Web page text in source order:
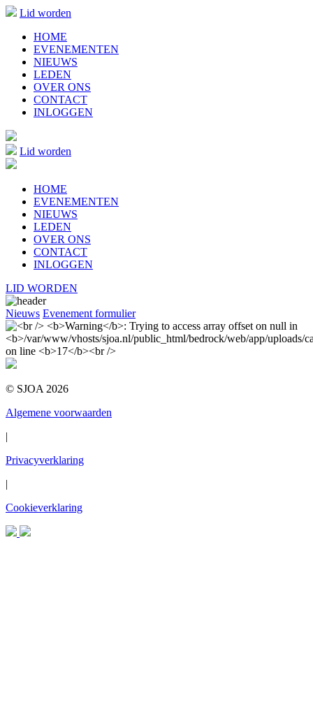
Lid worden
HOME
EVENEMENTEN
NIEUWS
LEDEN
OVER ONS
CONTACT
INLOGGEN
Lid worden
HOME
EVENEMENTEN
NIEUWS
LEDEN
OVER ONS
CONTACT
INLOGGEN
LID WORDEN
Nieuws Evenement formulier
© SJOA 2026
Algemene voorwaarden
|
Privacyverklaring
|
Cookieverklaring